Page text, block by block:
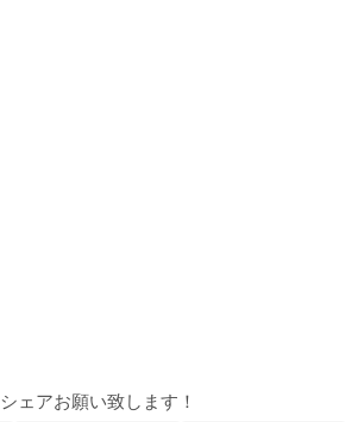
シェアお願い致します！